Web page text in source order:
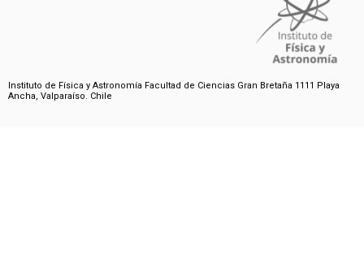
Instituto de Física y Astronomía Facultad de Ciencias Gran Bretaña 1111 Playa
Ancha, Valparaíso. Chile